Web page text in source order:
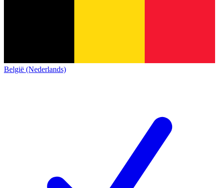
België (Nederlands)